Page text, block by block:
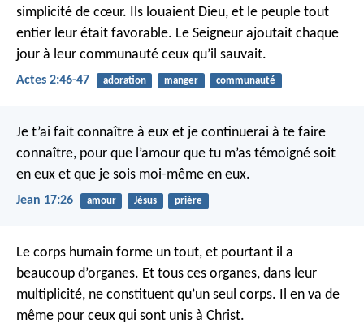
simplicité de cœur. Ils louaient Dieu, et le peuple tout
entier leur était favorable. Le Seigneur ajoutait chaque
jour à leur communauté ceux qu’il sauvait.
Actes 2:46-47 adoration manger communauté
Je t’ai fait connaître à eux et je continuerai à te faire
connaître, pour que l’amour que tu m’as témoigné soit
en eux et que je sois moi-même en eux.
Jean 17:26 amour Jésus prière
Le corps humain forme un tout, et pourtant il a
beaucoup d’organes. Et tous ces organes, dans leur
multiplicité, ne constituent qu’un seul corps. Il en va de
même pour ceux qui sont unis à Christ.